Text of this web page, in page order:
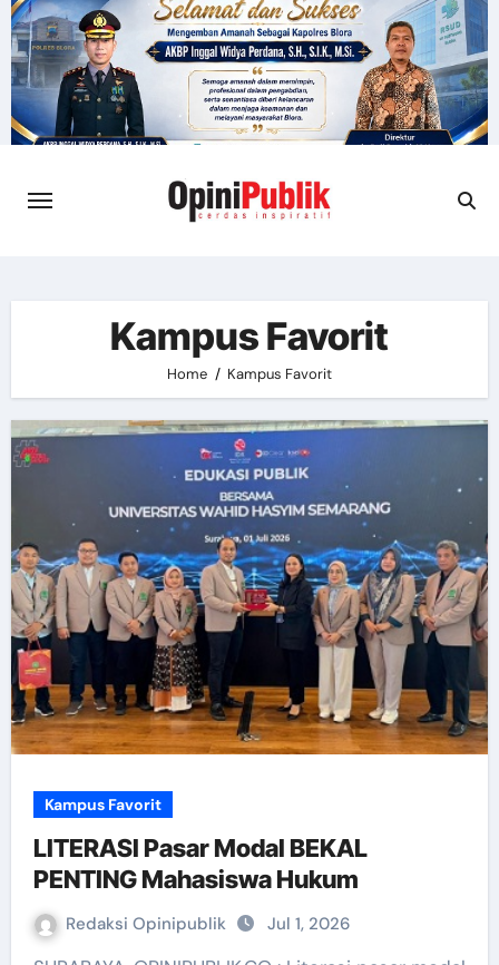
Skip
to
content
Kampus Favorit
Home Kampus Favorit
Kampus Favorit
LITERASI Pasar Modal BEKAL
PENTING Mahasiswa Hukum
Redaksi Opinipublik Jul 1, 2026